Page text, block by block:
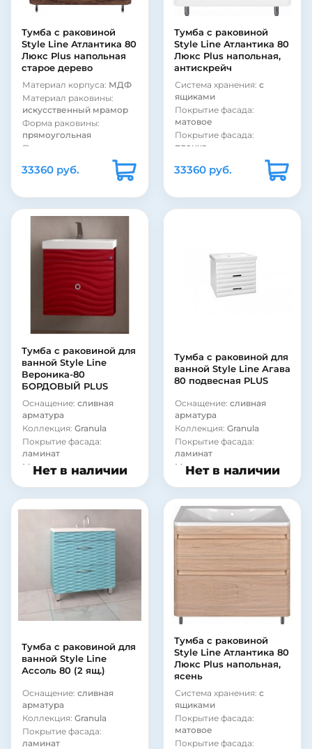
пленка
глянцевое
Форма раковины:
прямоугольная
Материал раковины:
фарфор
Материал корпуса: МДФ
Тумба с раковиной
Style Line Атлантика 80
Люкс Plus напольная
старое дерево
Материал корпуса: МДФ
Материал раковины:
искусственный мрамор
Форма раковины:
прямоугольная
Покрытие корпуса:
Покрытие корпуса:
Материал фасада: МДФ
Стиль: современный
темное дерево
Монтаж: напольный
Бельевая корзина: нет
Россия
Атлантика
без ручек
Система хранения:
ящиками
Покрытие фасада:
Покрытие фасада:
пленка
Модель раковины:
Line Andrea Атлантика 80
33360 руб.
Тумба с раковиной
Style Line Атлантика 80
Люкс Plus напольная,
антискрейч
Система хранения: с
ящиками
Покрытие фасада:
матовое
Покрытие фасада:
пленка
Style
Line Andrea Атлантика 80
Коллекция: Атлантика
Страна: Россия
белый
современный
Материал фасада:
Покрытие корпуса:
прямоугольная
Материал раковины:
искусственный мрамор
33360 руб.
Тумба c раковиной для
ванной Style Line
Вероника-80
БОРДОВЫЙ PLUS
Оснащение: сливная
арматура
Коллекция: Granula
Покрытие фасада:
ламинат
Материал корпуса:
стекло
Нет в наличии
Тумба c раковиной для
ванной Style Line Агава
80 подвесная PLUS
Оснащение: сливная
арматура
Коллекция: Granula
Покрытие фасада:
ламинат
Материал корпуса:
стекло
Нет в наличии
Тумба c раковиной для
ванной Style Line
Ассоль 80 (2 ящ.)
Оснащение: сливная
арматура
Коллекция: Granula
Покрытие фасада:
ламинат
Тумба с раковиной
Style Line Атлантика 80
Люкс Plus напольная,
ясень
Система хранения: с
ящиками
Покрытие фасада:
матовое
Покрытие фасада: